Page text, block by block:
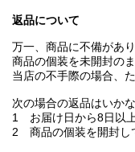
返品について
万一、商品に不備があ
商品の個装を未開封の
当店の不手際の場合、
次の場合の返品はいか
1 お届け日から8日以
2 商品の個装を開封し